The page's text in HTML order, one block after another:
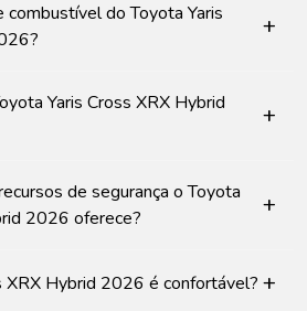
combustível do Toyota Yaris
+
Yaris Cross XRX Hybrid
+
de segurança o Toyota
2026 oferece?
+
XRX Hybrid 2026 é confortável? +